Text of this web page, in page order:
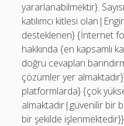
yararlanabilmektir}.
katılımcı kitlesi
desteklenen} {İnternet
hakkında {en kapsamlı
doğru cevapları
çözümler yer
platformlarda} {çok
almaktadır|güvenilir bir
bir şekilde